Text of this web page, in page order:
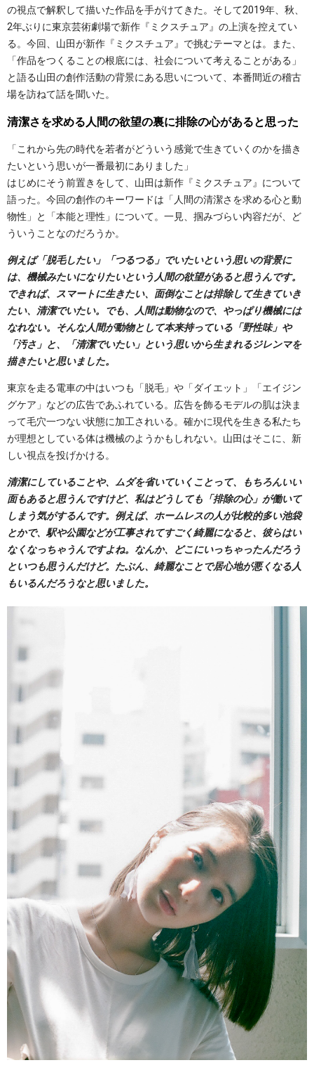
の視点で解釈して描いた作品を手がけてきた。そして2019年、秋、
2年ぶりに東京芸術劇場で新作『ミクスチュア』の上演を控えてい
る。今回、山田が新作『ミクスチュア』で挑むテーマとは。また、
「作品をつくることの根底には、社会について考えることがある」
と語る山田の創作活動の背景にある思いについて、本番間近の稽古
場を訪ねて話を聞いた。
清潔さを求める人間の欲望の裏に排除の心があると思った
「これから先の時代を若者がどういう感覚で生きていくのかを描き
たいという思いが一番最初にありました」
はじめにそう前置きをして、山田は新作『ミクスチュア』について
語った。今回の創作のキーワードは「人間の清潔さを求める心と動
物性」と「本能と理性」について。一見、掴みづらい内容だが、ど
ういうことなのだろうか。
例えば「脱毛したい」「つるつる」でいたいという思いの背景に
は、機械みたいになりたいという人間の欲望があると思うんです。
できれば、スマートに生きたい、面倒なことは排除して生きていき
たい、清潔でいたい。でも、人間は動物なので、やっぱり機械には
なれない。そんな人間が動物として本来持っている「野性味」や
「汚さ」と、「清潔でいたい」という思いから生まれるジレンマを
描きたいと思いました。
東京を走る電車の中はいつも「脱毛」や「ダイエット」「エイジン
グケア」などの広告であふれている。広告を飾るモデルの肌は決ま
って毛穴一つない状態に加工されいる。確かに現代を生きる私たち
が理想としている体は機械のようかもしれない。山田はそこに、新
しい視点を投げかける。
清潔にしていることや、ムダを省いていくことって、もちろんいい
面もあると思うんですけど、私はどうしても「排除の心」が働いて
しまう気がするんです。例えば、ホームレスの人が比較的多い池袋
とかで、駅や公園などが工事されてすごく綺麗になると、彼らはい
なくなっちゃうんですよね。なんか、どこにいっちゃったんだろう
といつも思うんだけど。たぶん、綺麗なことで居心地が悪くなる人
もいるんだろうなと思いました。